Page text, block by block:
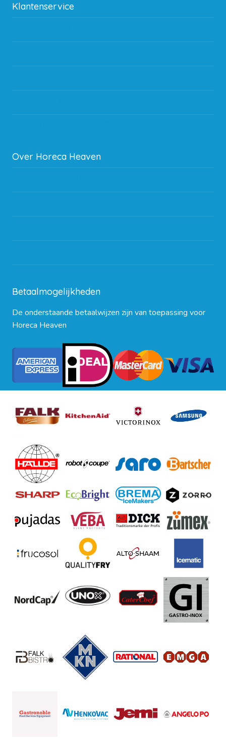
Klantenservice
Over Horeca Heaven
Betaalmogelijkheden
De onderstaande betaalwijzen zijn van toepassing voor
Horeca Heaven